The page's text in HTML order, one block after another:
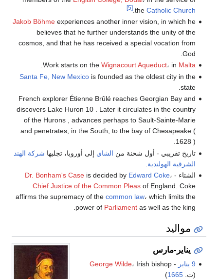
the Catholic Church
.
[5]
Jakob Böhmeexperiences another inner vision, in which he
believes that he further understands the unity of the
cosmos, and that he has received a special vocation from
God.
Work starts on the Wignacourt Aqueduct، in Malta
.
Santa Fe, New Mexicois founded as the oldest city in the
state.
French explorer Étienne Brûlé reaches Georgian Bay and
discovers Lake Huron 10 . Later it circulates in the country
of the Hurons , advances perhaps to Sault-Sainte-Marie
and penetrates, in the South, to the bay of Chesapeake (
1628 ).
تاريخ تقريبي - أول شحنة من الشاي إلى أوروبا، تجلبها شركة الهند
الشرقية الهولندية
الشتاء -
Dr. Bonham's Caseis decided by Edward Coke،
Chief Justice of the Common Pleasof England. Coke
affirms the supremacy of the common law، which limits the
power of Parliamentas well as the king.
مواليد
يناير-مارس
9 يناير -
George Wilde، Irish bishop
(ت.1665
)